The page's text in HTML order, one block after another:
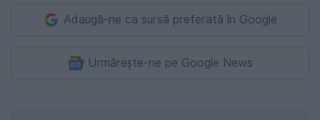
Adaugă-ne ca sursă preferată în Google
Urmărește-ne pe Google News